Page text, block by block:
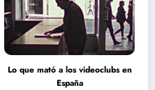
Lo que mató a los videoclubs en
España